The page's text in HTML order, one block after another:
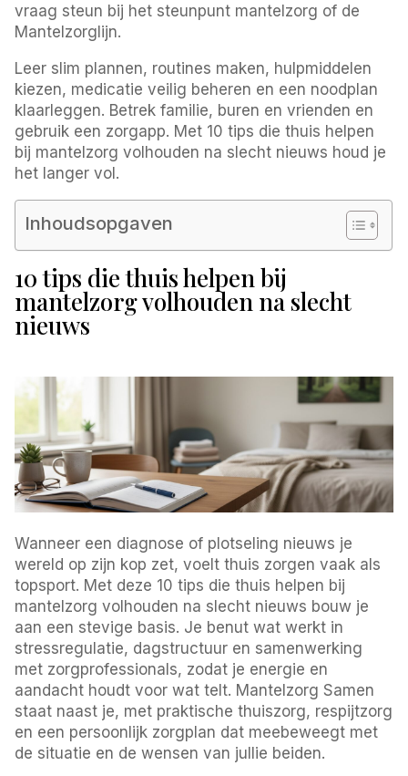
vraag steun bij het steunpunt mantelzorg of de
Mantelzorglijn.
Leer slim plannen, routines maken, hulpmiddelen
kiezen, medicatie veilig beheren en een noodplan
klaarleggen. Betrek familie, buren en vrienden en
gebruik een zorgapp. Met 10 tips die thuis helpen
bij mantelzorg volhouden na slecht nieuws houd je
het langer vol.
Inhoudsopgaven
10 tips die thuis helpen bij
mantelzorg volhouden na slecht
nieuws
Wanneer een diagnose of plotseling nieuws je
wereld op zijn kop zet, voelt thuis zorgen vaak als
topsport. Met deze 10 tips die thuis helpen bij
mantelzorg volhouden na slecht nieuws bouw je
aan een stevige basis. Je benut wat werkt in
stressregulatie, dagstructuur en samenwerking
met zorgprofessionals, zodat je energie en
aandacht houdt voor wat telt. Mantelzorg Samen
staat naast je, met praktische thuiszorg, respijtzorg
en een persoonlijk zorgplan dat meebeweegt met
de situatie en de wensen van jullie beiden.